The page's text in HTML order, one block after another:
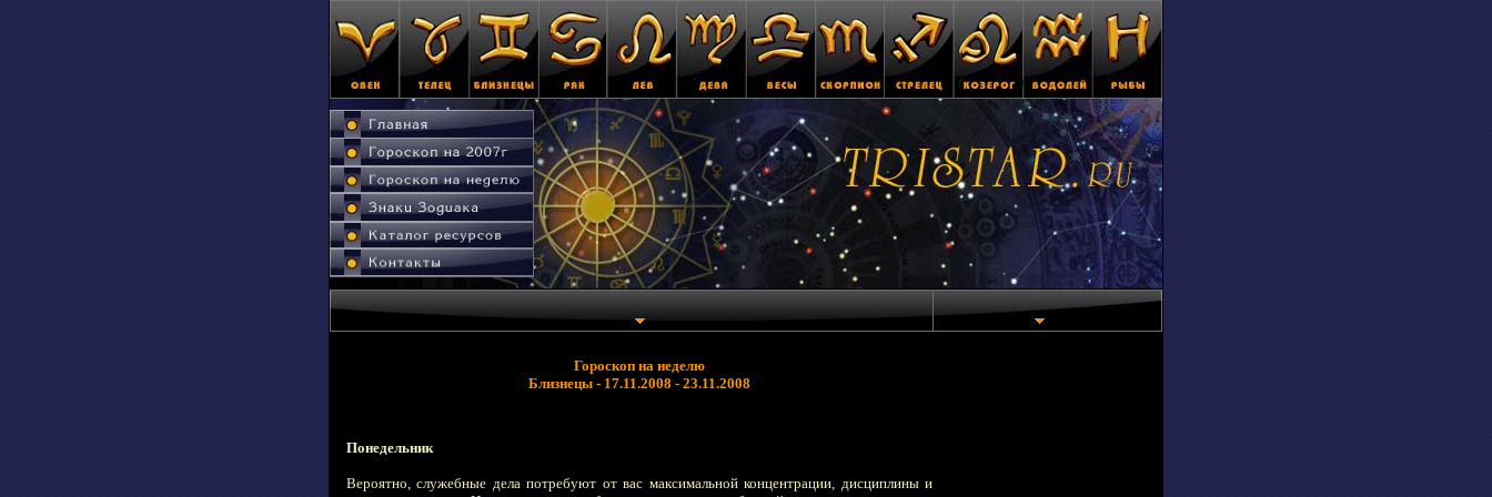
Гороскоп на неделю
Близнецы - 17.11.2008 - 23.11.2008
Понедельник
Вероятно, служебные дела потребуют от вас максимальной концентрации, дисциплины и